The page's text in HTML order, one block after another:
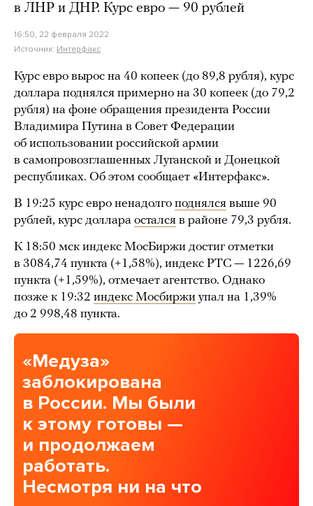
в ЛНР и ДНР. Курс евро — 90 рублей
16:50, 22 февраля 2022
Источник: Интерфакс
Курс евро вырос на 40 копеек (до 89,8 рубля), курс
доллара поднялся примерно на 30 копеек (до 79,2
рубля) на фоне обращения президента России
Владимира Путина в Совет Федерации
об использовании российской армии
в самопровозглашенных Луганской и Донецкой
республиках. Об этом сообщает «Интерфакс».
В 19:25 курс евро ненадолго поднялся выше 90
рублей, курс доллара остался в районе 79,3 рубля.
К 18:50 мск индекс МосБиржи достиг отметки
в 3084,74 пункта (+1,58%), индекс РТС — 1226,69
пункта (+1,59%), отмечает агентство. Однако
позже к 19:32 индекс Мосбиржи упал на 1,39%
до 2 998,48 пункта.
«Медуза»
заблокирована
в России. Мы были
к этому готовы —
и продолжаем
работать.
Несмотря ни на что